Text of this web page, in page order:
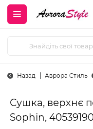
Назад Аврора Стиль
Сушка, верхнє
Sophin,